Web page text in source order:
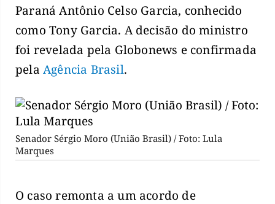
Paraná Antônio Celso Garcia, conhecido
como Tony Garcia. A decisão do ministro
foi revelada pela Globonews e confirmada
pela Agência Brasil.
Senador Sérgio Moro (União Brasil) / Foto: Lula
Marques
O caso remonta a um acordo de